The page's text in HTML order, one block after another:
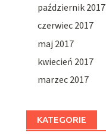
październik 2017
czerwiec 2017
maj 2017
kwiecień 2017
marzec 2017
KATEGORIE